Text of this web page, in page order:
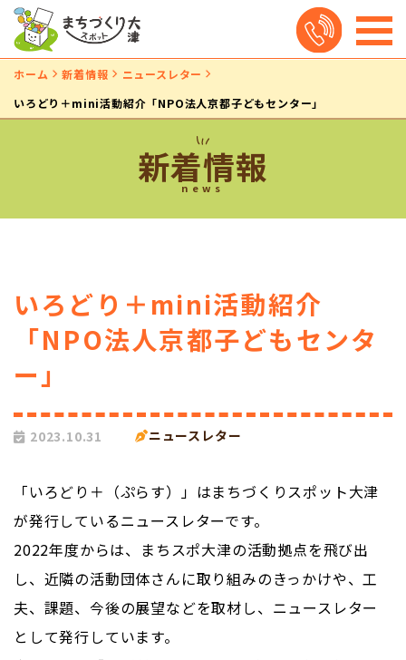
ホーム 新着情報
ニュースレター
いろどり＋mini活動紹介「NPO法人京都子どもセンター」
新着情報
news
いろどり＋mini活動紹介
「NPO法人京都子どもセンタ
ー」
2023.10.31 ニュースレター
「いろどり＋（ぷらす）」はまちづくりスポット大津
が発行しているニュースレターです。
2022年度からは、まちスポ大津の活動拠点を飛び出
し、近隣の活動団体さんに取り組みのきっかけや、工
夫、課題、今後の展望などを取材し、ニュースレター
として発行しています。